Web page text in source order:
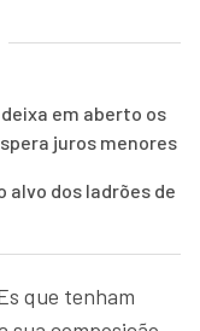
em aberto os
juros menores
alvo dos ladrões de
que tenham